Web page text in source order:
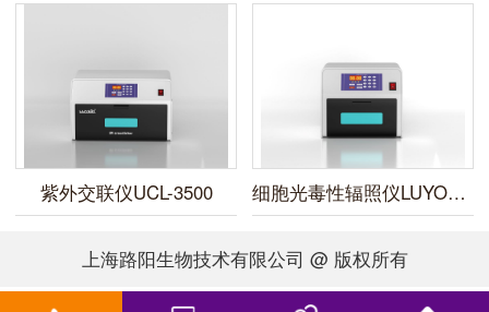
紫外交联仪UCL-3500 细胞光毒性辐照仪LUYOR-3450
上海路阳生物技术有限公司 @ 版权所有